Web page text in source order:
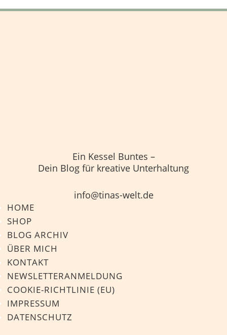
Ein Kessel Buntes –
Dein Blog für kreative Unterhaltung
info@tinas-welt.de
HOME
SHOP
BLOG ARCHIV
ÜBER MICH
KONTAKT
NEWSLETTERANMELDUNG
COOKIE-RICHTLINIE (EU)
IMPRESSUM
DATENSCHUTZ